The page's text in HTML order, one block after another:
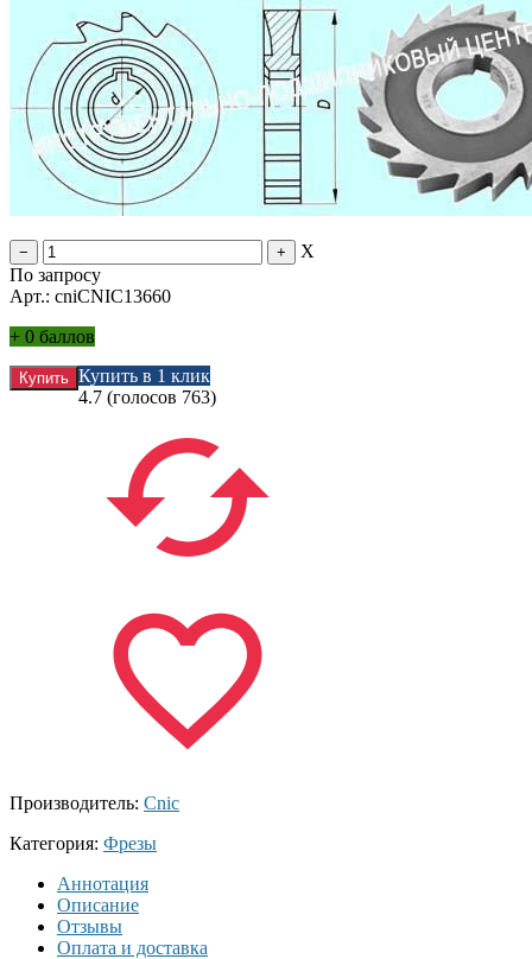
X
По запросу
Арт.: cniCNIC13660
+ 0 баллов
Купить в 1 клик
4.7 (голосов 763)
Производитель: Cnic
Категория: Фрезы
Аннотация
Описание
Отзывы
Оплата и доставка